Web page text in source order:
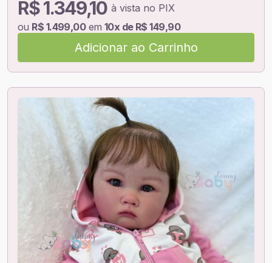
R$ 1.349,10 à vista no PIX
ou R$ 1.499,00em 10x de R$ 149,90
Adicionar ao Carrinho